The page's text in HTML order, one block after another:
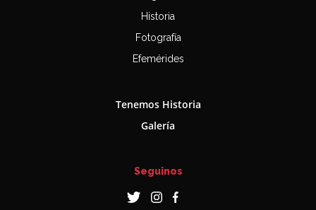
Historia
Fotografía
Efemérides
Tenemos Historia
Galería
Seguinos